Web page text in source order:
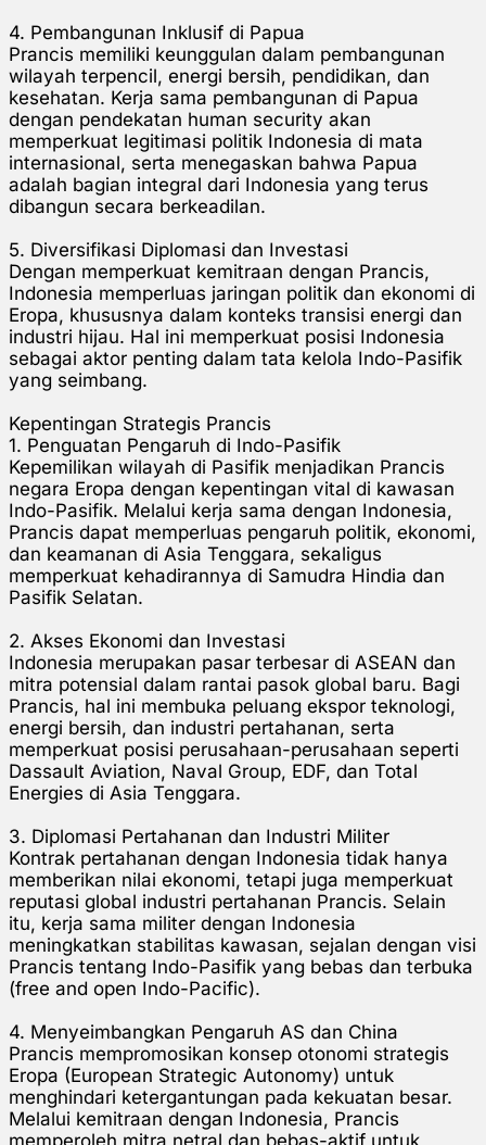
4. Pembangunan Inklusif di Papua
Prancis memiliki keunggulan dalam pembangunan
wilayah terpencil, energi bersih, pendidikan, dan
kesehatan. Kerja sama pembangunan di Papua
dengan pendekatan human security akan
memperkuat legitimasi politik Indonesia di mata
internasional, serta menegaskan bahwa Papua
adalah bagian integral dari Indonesia yang terus
dibangun secara berkeadilan.
5. Diversifikasi Diplomasi dan Investasi
Dengan memperkuat kemitraan dengan Prancis,
Indonesia memperluas jaringan politik dan ekonomi di
Eropa, khususnya dalam konteks transisi energi dan
industri hijau. Hal ini memperkuat posisi Indonesia
sebagai aktor penting dalam tata kelola Indo-Pasifik
yang seimbang.
Kepentingan Strategis Prancis
1. Penguatan Pengaruh di Indo-Pasifik
Kepemilikan wilayah di Pasifik menjadikan Prancis
negara Eropa dengan kepentingan vital di kawasan
Indo-Pasifik. Melalui kerja sama dengan Indonesia,
Prancis dapat memperluas pengaruh politik, ekonomi,
dan keamanan di Asia Tenggara, sekaligus
memperkuat kehadirannya di Samudra Hindia dan
Pasifik Selatan.
2. Akses Ekonomi dan Investasi
Indonesia merupakan pasar terbesar di ASEAN dan
mitra potensial dalam rantai pasok global baru. Bagi
Prancis, hal ini membuka peluang ekspor teknologi,
energi bersih, dan industri pertahanan, serta
memperkuat posisi perusahaan-perusahaan seperti
Dassault Aviation, Naval Group, EDF, dan Total
Energies di Asia Tenggara.
3. Diplomasi Pertahanan dan Industri Militer
Kontrak pertahanan dengan Indonesia tidak hanya
memberikan nilai ekonomi, tetapi juga memperkuat
reputasi global industri pertahanan Prancis. Selain
itu, kerja sama militer dengan Indonesia
meningkatkan stabilitas kawasan, sejalan dengan visi
Prancis tentang Indo-Pasifik yang bebas dan terbuka
(free and open Indo-Pacific).
4. Menyeimbangkan Pengaruh AS dan China
Prancis mempromosikan konsep otonomi strategis
Eropa (European Strategic Autonomy) untuk
menghindari ketergantungan pada kekuatan besar.
Melalui kemitraan dengan Indonesia, Prancis
memperoleh mitra netral dan bebas-aktif untuk